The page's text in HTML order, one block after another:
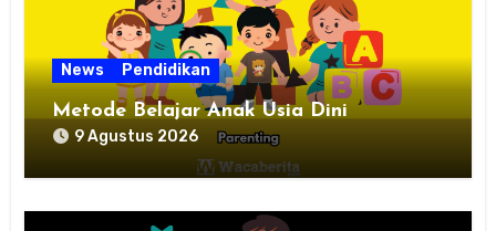
News Pendidikan
Metode Belajar Anak Usia Dini
9 Agustus 2026